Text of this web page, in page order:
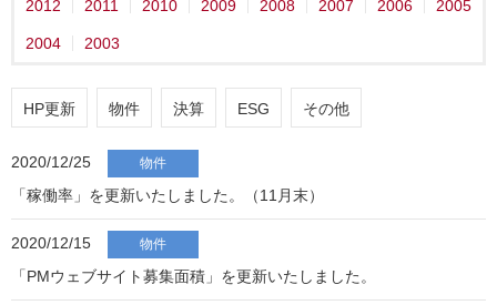
2012 2011 2010 2009 2008 2007 2006 2005
2004 2003
HP更新 物件 決算 ESG その他
2020/12/25 物件
「稼働率」を更新いたしました。（11月末）
2020/12/15 物件
「PMウェブサイト募集面積」を更新いたしました。